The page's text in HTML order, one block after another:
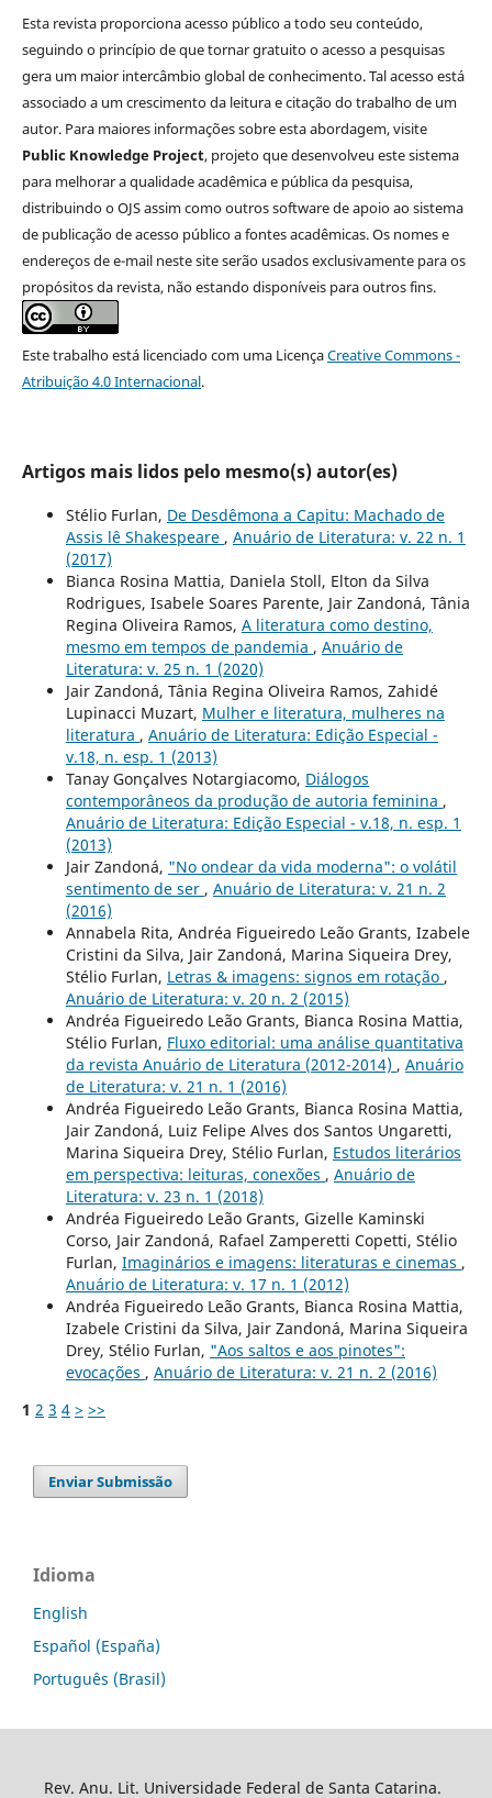
Esta revista proporciona acesso público a todo seu conteúdo,
seguindo o princípio de que tornar gratuito o acesso a pesquisas
gera um maior intercâmbio global de conhecimento. Tal acesso está
associado a um crescimento da leitura e citação do trabalho de um
autor. Para maiores informações sobre esta abordagem, visite
Public Knowledge Project, projeto que desenvolveu este sistema
para melhorar a qualidade acadêmica e pública da pesquisa,
distribuindo o OJS assim como outros software de apoio ao sistema
de publicação de acesso público a fontes acadêmicas. Os nomes e
endereços de e-mail neste site serão usados exclusivamente para os
propósitos da revista, não estando disponíveis para outros fins.
Este trabalho está licenciado com uma LicençaCreative Commons -
Atribuição 4.0 Internacional.
Artigos mais lidos pelo mesmo(s) autor(es)
Stélio Furlan, De Desdêmona a Capitu: Machado de
Assis lê Shakespeare , Anuário de Literatura: v. 22 n. 1
(2017)
Bianca Rosina Mattia, Daniela Stoll, Elton da Silva
Rodrigues, Isabele Soares Parente, Jair Zandoná, Tânia
Regina Oliveira Ramos, A literatura como destino,
mesmo em tempos de pandemia , Anuário de
Literatura: v. 25 n. 1 (2020)
Jair Zandoná, Tânia Regina Oliveira Ramos, Zahidé
Lupinacci Muzart, Mulher e literatura, mulheres na
literatura , Anuário de Literatura: Edição Especial -
v.18, n. esp. 1 (2013)
Tanay Gonçalves Notargiacomo, Diálogos
contemporâneos da produção de autoria feminina ,
Anuário de Literatura: Edição Especial - v.18, n. esp. 1
(2013)
Jair Zandoná, "No ondear da vida moderna": o volátil
sentimento de ser , Anuário de Literatura: v. 21 n. 2
(2016)
Annabela Rita, Andréa Figueiredo Leão Grants, Izabele
Cristini da Silva, Jair Zandoná, Marina Siqueira Drey,
Stélio Furlan, Letras & imagens: signos em rotação ,
Anuário de Literatura: v. 20 n. 2 (2015)
Andréa Figueiredo Leão Grants, Bianca Rosina Mattia,
Stélio Furlan, Fluxo editorial: uma análise quantitativa
da revista Anuário de Literatura (2012-2014) , Anuário
de Literatura: v. 21 n. 1 (2016)
Andréa Figueiredo Leão Grants, Bianca Rosina Mattia,
Jair Zandoná, Luiz Felipe Alves dos Santos Ungaretti,
Marina Siqueira Drey, Stélio Furlan, Estudos literários
em perspectiva: leituras, conexões , Anuário de
Literatura: v. 23 n. 1 (2018)
Andréa Figueiredo Leão Grants, Gizelle Kaminski
Corso, Jair Zandoná, Rafael Zamperetti Copetti, Stélio
Furlan, Imaginários e imagens: literaturas e cinemas ,
Anuário de Literatura: v. 17 n. 1 (2012)
Andréa Figueiredo Leão Grants, Bianca Rosina Mattia,
Izabele Cristini da Silva, Jair Zandoná, Marina Siqueira
Drey, Stélio Furlan, "Aos saltos e aos pinotes":
evocações , Anuário de Literatura: v. 21 n. 2 (2016)
1 2 3 4 > >>
Enviar Submissão
Idioma
English
Español (España)
Português (Brasil)
Rev. Anu. Lit. Universidade Federal de Santa Catarina.